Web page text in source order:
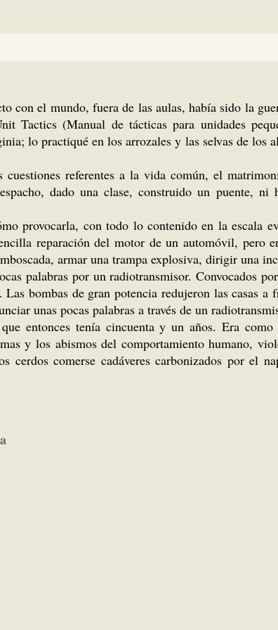
con el mundo, fuera de las aulas, había sido la
Tactics (Manual de tácticas para unidades
lo practiqué en los arrozales y las selvas de los
referentes a la vida común, el
dado una clase, construido un puente, ni
provocarla, con todo lo contenido en la escala
reparación del motor de un automóvil, pero
armar una trampa explosiva, dirigir una
palabras por un radiotransmisor. Convocados
bombas de gran potencia redujeron las casas a
unas pocas palabras a través de un
entonces tenía cincuenta y un años. Era
y los abismos del comportamiento humano,
comerse cadáveres carbonizados por el